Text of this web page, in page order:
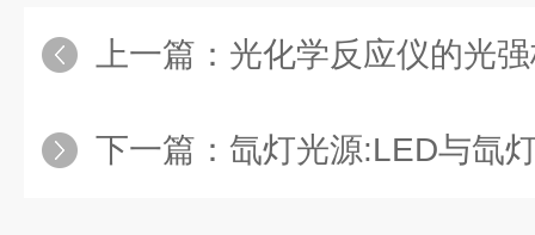
上一篇： 光化学反应仪的光强校
下一篇： 氙灯光源:LED与氙灯在材料老化测试中的